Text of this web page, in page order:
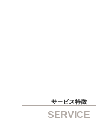
サービス特徴
SERVICE